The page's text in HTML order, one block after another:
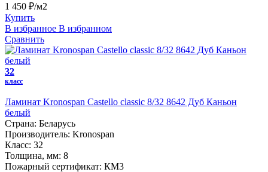
1 450 ₽/м2
Купить
В избранное В избранном
Сравнить
32
класс
Ламинат Kronospan Castello classic 8/32 8642 Дуб Каньон
белый
Страна: Беларусь
Производитель: Kronospan
Класс: 32
Толщина, мм: 8
Пожарный сертификат: КМ3